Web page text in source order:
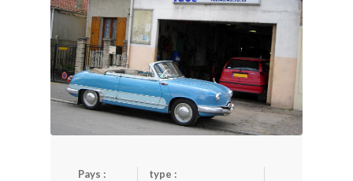
COMMENT FONCTIONNE BLV ?
Pays :
type :